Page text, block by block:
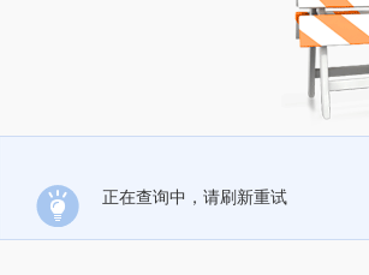
正在查询中，请刷新重试